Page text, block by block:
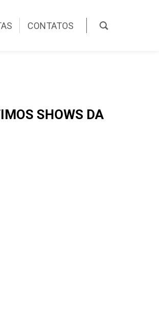
CONTATOS
SHOWS DA